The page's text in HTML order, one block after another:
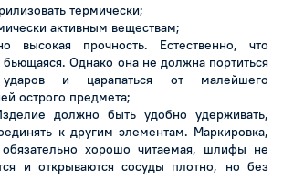
термически;
активным веществам;
прочность. Естественно, что
бьющаяся. Однако она не должна портиться
и царапаться от малейшего
острого предмета;
должно быть удобно удерживать,
к другим элементам. Маркировка,
хорошо читаемая, шлифы не
и открываются сосуды плотно, но без